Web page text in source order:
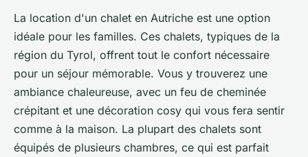
La location d'un chalet en Autriche est une option
idéale pour les familles. Ces chalets, typiques de la
région du Tyrol, offrent tout le confort nécessaire
pour un séjour mémorable. Vous y trouverez une
ambiance chaleureuse, avec un feu de cheminée
crépitant et une décoration cosy qui vous fera sentir
comme à la maison. La plupart des chalets sont
équipés de plusieurs chambres, ce qui est parfait